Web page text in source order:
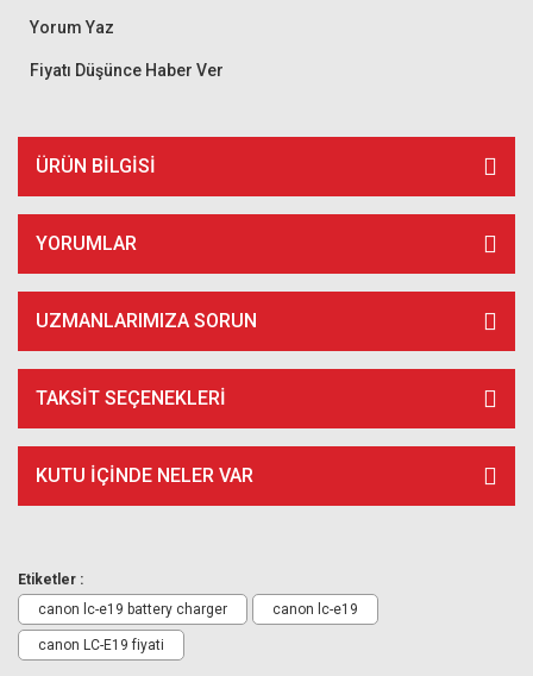
Yorum Yaz
Fiyatı Düşünce Haber Ver
ÜRÜN BILGISI
YORUMLAR
UZMANLARIMIZA SORUN
TAKSIT SEÇENEKLERI
KUTU İÇİNDE NELER VAR
Etiketler :
canon lc-e19 battery charger
canon lc-e19
canon LC-E19 fiyati